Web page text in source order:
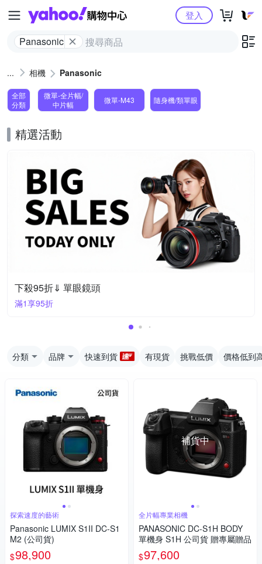
Yahoo購物中心
Panasonic
登入
相機 Panasonic
全部
分類
微單-全片幅/
中片幅
微單-M43 隨身機/類單眼
精選活動
下殺95折⇓ 單眼鏡頭
滿1享95折
分類 品牌 快速到貨 有現貨 挑戰低價 價格低到
探索速度的藝術
Panasonic LUMIX S1II DC-S1
M2 (公司貨)
$98,900
補貨中
全片幅專業相機
PANASONIC DC-S1H BODY
單機身 S1H 公司貨 贈專屬贈品
$97,600